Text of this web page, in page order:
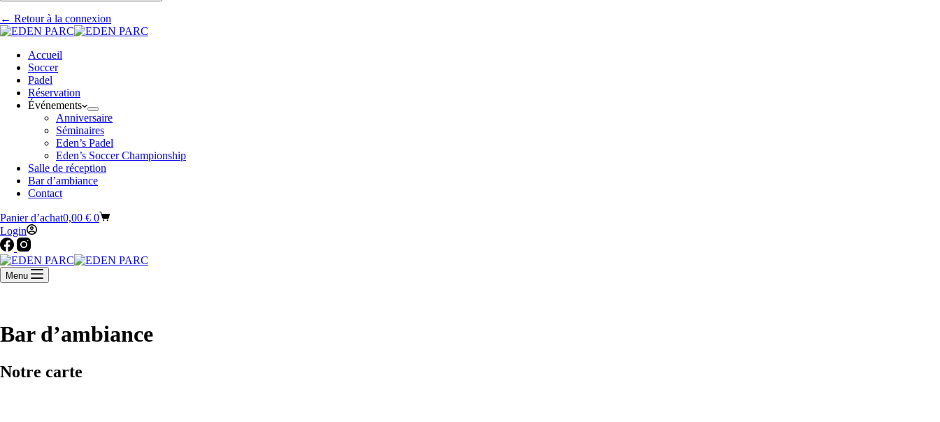
← Retour à la connexion
Accueil
Soccer
Padel
Réservation
Événements
Anniversaire
Séminaires
Eden’s Padel
Eden’s Soccer Championship
Salle de réception
Bar d’ambiance
Contact
Panier d’achat0,00 € 0
Login
Menu
Bar d’ambiance
Notre carte